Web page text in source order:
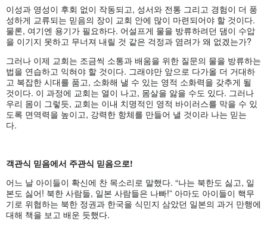
이성과 영성이 후회 없이 작동되고, 성서와 전통 그리고 경험이 더 풍
성하게 교류되는 믿음의 장이 교회 안에 많이 마련되어야 할 것이다.
물론, 여기엔 용기가 필요하다. 어설프게 물을 방류하려던 댐이 수압
을 이기지 못하고 무너져 내릴 것 같은 걱정과 염려가 왜 없겠는가?
그러나 이제 교회는 조금씩 소통과 배움을 위한 질문의 물을 방류하는
법을 연습하고 익혀야 할 것이다. 그래야만 앞으로 다가올 더 거대하
고 복잡한 시대를 품고, 소화해 낼 수 있는 영적 소화력을 갖추게 될
것이다. 이 과정에 교회는 열이 나고, 몸살을 앓을 수도 있다. 그러나
우리 몸이 그렇듯, 교회는 이내 치명적인 영적 바이러스를 막을 수 있
도록 면역력을 높이고, 강력한 항체를 만들어 낼 것이라 나는 믿는
다.
객관식 믿음에서 주관식 믿음으로!
어느 날 아이들이 확신에 찬 목소리로 말했다. “나는 북한도 싫고, 일
본도 싫어! 북한 사람들, 일본 사람들은 나빠!” 아마도 아이들이 핵무
기로 위협하는 북한 정권과 한국을 식민지 삼았던 일본의 과거 만행에
대해 책을 보고 배운 듯했다.